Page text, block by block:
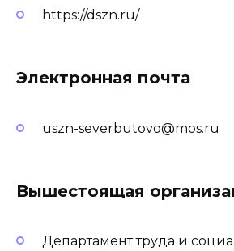
https://dszn.ru/
Электронная почта
uszn-severbutovo@mos.ru
Вышестоящая
Департамент труда и